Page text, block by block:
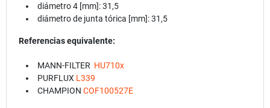
diámetro 4 [mm]: 31,5
diámetro de junta tórica [mm]: 31,5
Referencias equivalente:
MANN-FILTER HU710x
PURFLUX L339
CHAMPIONCOF100527E